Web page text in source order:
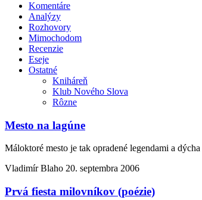
Komentáre
Analýzy
Rozhovory
Mimochodom
Recenzie
Eseje
Ostatné
Kniháreň
Klub Nového Slova
Rôzne
Mesto na lagúne
Máloktoré mesto je tak opradené legendami a
Vladimír Blaho 20. septembra 2006
Prvá fiesta milovníkov (poézie)